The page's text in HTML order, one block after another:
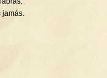
jamás.